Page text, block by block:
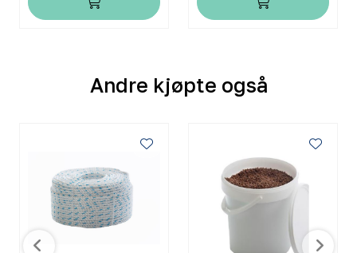
Andre kjøpte også